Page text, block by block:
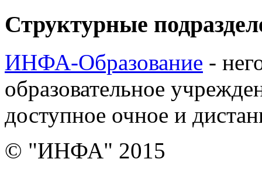
Структурные
ИНФА-Образование -
образовательное
доступное очное и
© "ИНФА" 2015